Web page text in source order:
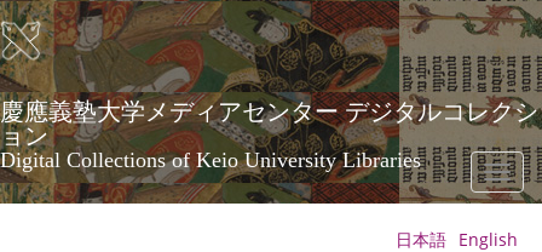
Skip
to
main
content
慶應義塾大学メディアセンター デジタルコレクシ
ョン
Digital Collections of Keio University Libraries
Toggle
日本語 English